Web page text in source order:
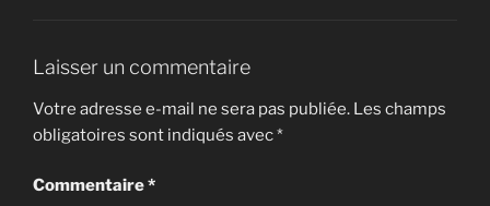
Laisser un commentaire
Votre adresse e-mail ne sera pas publiée. Les champs
obligatoires sont indiqués avec*
Commentaire*